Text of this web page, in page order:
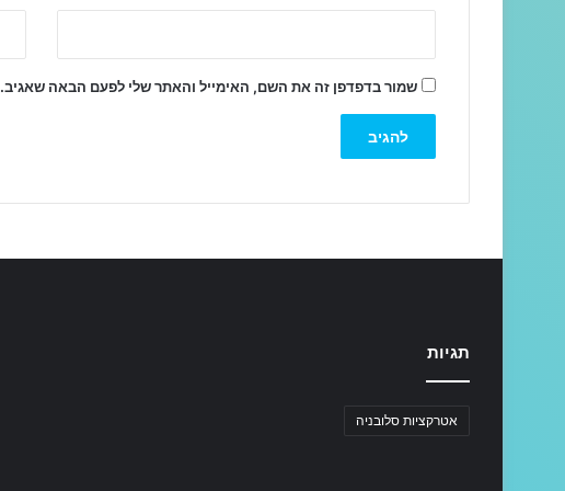
שמור בדפדפן זה את השם, האימייל והאתר שלי לפעם הבאה שאגיב.
תגיות
אטרקציות סלובניה